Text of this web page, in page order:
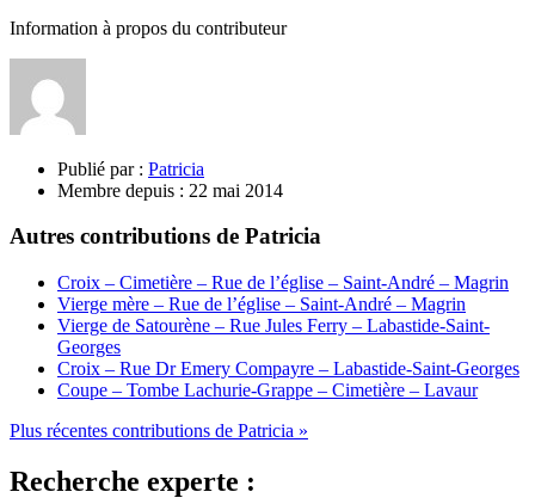
Information à propos du contributeur
Publié par : Patricia
Membre depuis : 22 mai 2014
Autres contributions de Patricia
Croix – Cimetière – Rue de l’église – Saint-André – Magrin
Vierge mère – Rue de l’église – Saint-André – Magrin
Vierge de Satourène – Rue Jules Ferry – Labastide-Saint-
Georges
Croix – Rue Dr Emery Compayre – Labastide-Saint-Georges
Coupe – Tombe Lachurie-Grappe – Cimetière – Lavaur
Plus récentes contributions de Patricia »
Recherche experte :